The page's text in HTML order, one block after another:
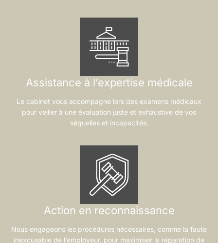
Assistance à l’expertise médicale
Le cabinet vous accompagne lors des examens médicaux
pour veiller à une évaluation juste et exhaustive de vos
séquelles et incapacités.
Action en reconnaissance
Nous engageons les procédures nécessaires, comme la faute
inexcusable de l’employeur, pour maximiser la réparation de